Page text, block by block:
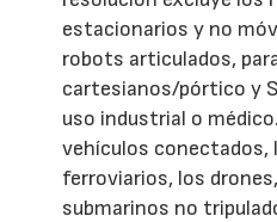
estacionarios y no
robots articulados,
cartesianos/pórtico y
uso industrial o
vehículos conectados,
ferroviarios, los
submarinos no